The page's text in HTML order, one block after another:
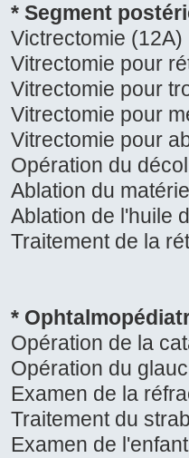
* Segment
Victrectomie (12A)
Vitrectomie pour
Vitrectomie pour
Vitrectomie pour
Vitrectomie pour
Opération du
Ablation du
Ablation de l'huile
Traitement de la
*
Opération de la
Opération du
Examen de la
Traitement du
Examen de